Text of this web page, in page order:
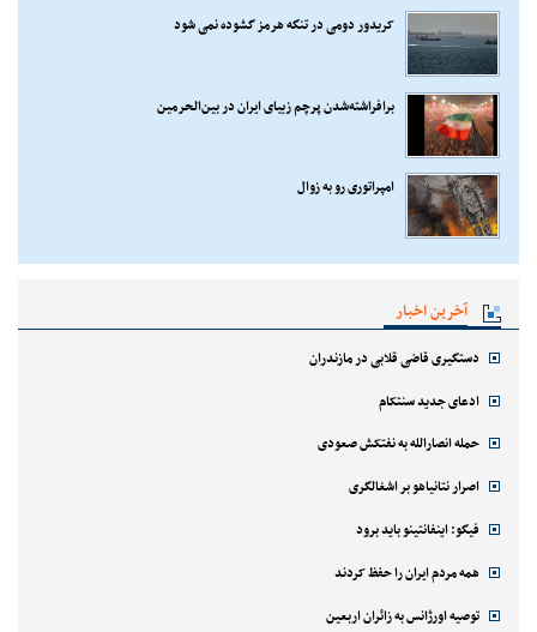
کریدور دومی در تنگه هرمز گشوده نمی شود
برافراشته‌شدن پرچم زیبای ایران در بین‌الحرمین
امپراتوری رو به زوال
آخرین اخبار
دستگیری قاضی قلابی در مازندران
ادعای جدید سنتکام
حمله انصارالله به نفتکش صعودی
اصرار نتانیاهو بر اشغالگری
فیگو: اینفانتینو باید برود
همه مردم ایران را حفظ کردند
توصیه اورژانس به زائران اربعین